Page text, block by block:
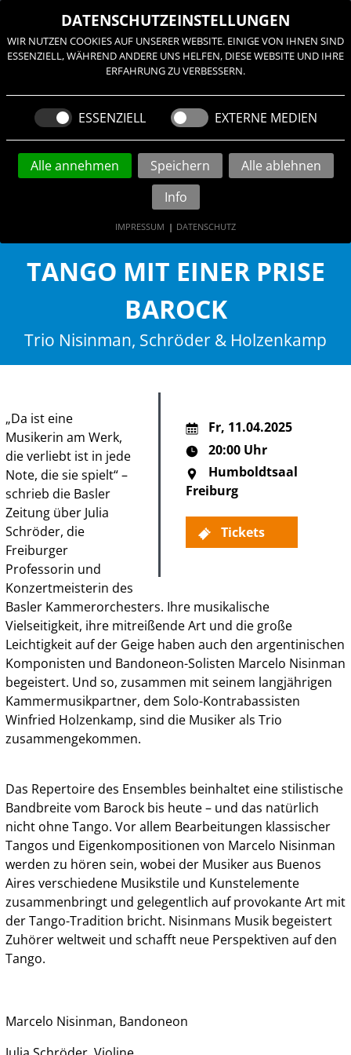
≡
TANGO MIT EINER PRISE
BAROCK
Trio Nisinman, Schröder & Holzenkamp
Fr, 11.04.2025
20:00 Uhr
Humboldtsaal
Freiburg
Tickets
„Da ist eine
Musikerin am Werk,
die verliebt ist in jede
Note, die sie spielt“ –
schrieb die Basler
Zeitung über Julia
Schröder, die
Freiburger
Professorin und
Konzertmeisterin des
Basler Kammerorchesters. Ihre musikalische
Vielseitigkeit, ihre mitreißende Art und die große
Leichtigkeit auf der Geige haben auch den argentinischen
Komponisten und Bandoneon-Solisten Marcelo Nisinman
begeistert. Und so, zusammen mit seinem langjährigen
Kammermusikpartner, dem Solo-Kontrabassisten
Winfried Holzenkamp, sind die Musiker als Trio
zusammengekommen.
Das Repertoire des Ensembles beinhaltet eine stilistische
Bandbreite vom Barock bis heute – und das natürlich
nicht ohne Tango. Vor allem Bearbeitungen klassischer
Tangos und Eigenkompositionen von Marcelo Nisinman
werden zu hören sein, wobei der Musiker aus Buenos
Aires verschiedene Musikstile und Kunstelemente
zusammenbringt und gelegentlich auf provokante Art mit
der Tango-Tradition bricht. Nisinmans Musik begeistert
Zuhörer weltweit und schafft neue Perspektiven auf den
Tango.
Marcelo Nisinman, Bandoneon
DATENSCHUTZEINSTELLUNGEN
WIR NUTZEN COOKIES AUF UNSERER WEBSITE. EINIGE VON IHNEN SIND
ESSENZIELL, WÄHREND ANDERE UNS HELFEN, DIESE WEBSITE UND IHRE
ERFAHRUNG ZU VERBESSERN.
ESSENZIELL EXTERNE MEDIEN
Alle annehmen Speichern
Alle ablehnen
Info
IMPRESSUM | DATENSCHUTZ